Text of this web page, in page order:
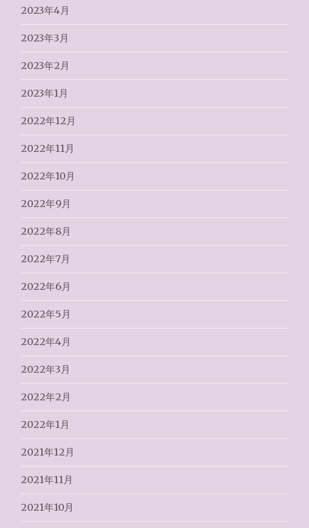
2023年4月
2023年3月
2023年2月
2023年1月
2022年12月
2022年11月
2022年10月
2022年9月
2022年8月
2022年7月
2022年6月
2022年5月
2022年4月
2022年3月
2022年2月
2022年1月
2021年12月
2021年11月
2021年10月